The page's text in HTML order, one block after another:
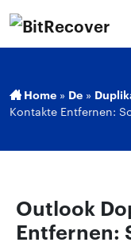
Home » De »
Kontakte Entfernen:
Outlook
Entfernen: